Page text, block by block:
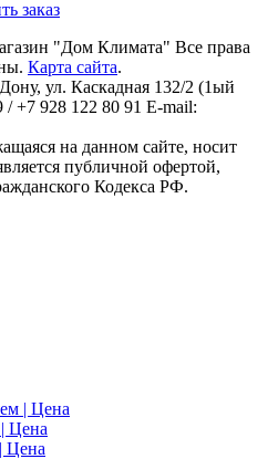
заказ
"Дом Климата" Все права
Карта сайта.
, ул. Каскадная 132/2 (1ый
/ +7 928 122 80 91 E-mail:
на данном сайте, носит
публичной офертой,
Кодекса РФ.
| Цена
Цена
Цена